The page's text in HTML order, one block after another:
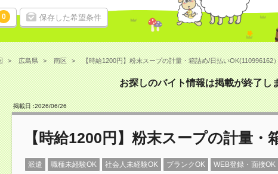
0 保存した希望条件
広島県 南区 【時給1200円】粉末スープの計量・箱詰め/日払いOK(110996162
お探しのバイト情報は掲載が終了し
掲載日 :2026/06/26
【時給1200円】粉末スープの計量・
派遣 職種未経験OK 社会人未経験OK ブランクOK WEB登録・面接OK